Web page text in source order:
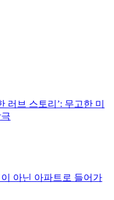
러브 스토리’: 무고한 미
아닌 아파트로 들어가